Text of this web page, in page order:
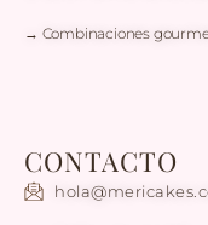
→ Combinaciones
CONTACTO